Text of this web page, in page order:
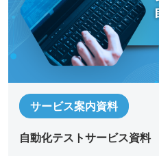
サービス案内資料
自動化テストサービス資料